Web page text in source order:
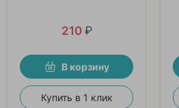
210 ₽
В корзину
Купить в 1 клик